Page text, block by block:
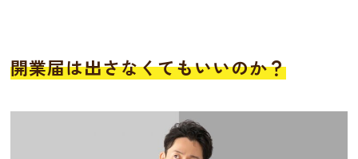
開業届は出さなくてもいいのか？